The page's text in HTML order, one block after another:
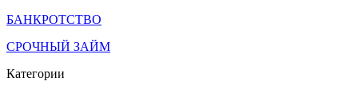
БАНКРОТСТВО
СРОЧНЫЙ ЗАЙМ
Категории